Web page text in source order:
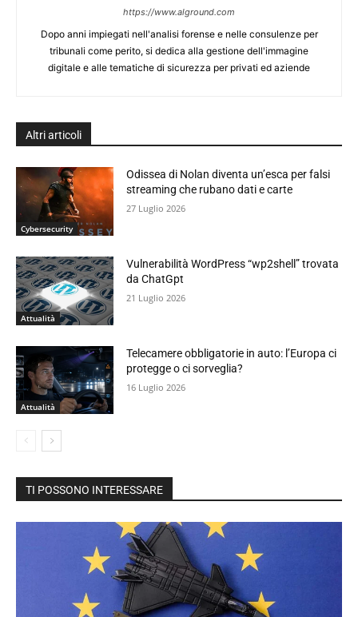
https://www.alground.com
Dopo anni impiegati nell'analisi forense e nelle consulenze per
tribunali come perito, si dedica alla gestione dell'immagine
digitale e alle tematiche di sicurezza per privati ed aziende
Altri articoli
Cybersecurity
Odissea di Nolan diventa un’esca per falsi
streaming che rubano dati e carte
27 Luglio 2026
Attualità
Vulnerabilità WordPress “wp2shell” trovata
da ChatGpt
21 Luglio 2026
Attualità
Telecamere obbligatorie in auto: l’Europa ci
protegge o ci sorveglia?
16 Luglio 2026
TI POSSONO INTERESSARE